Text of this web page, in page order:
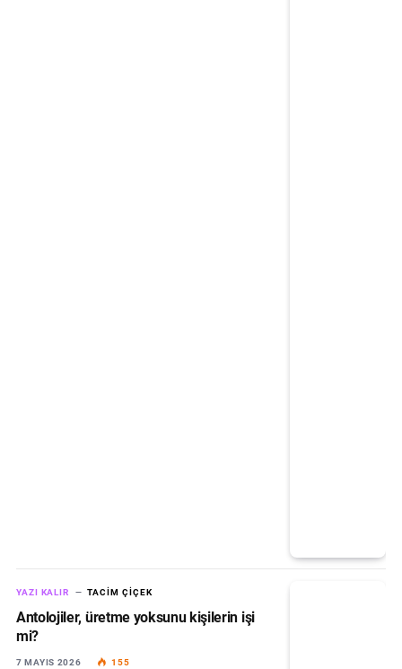
YAZI KALIR TACIM ÇIÇEK
Antolojiler, üretme yoksunu kişilerin işi
mi?
7 MAYIS 2026 155